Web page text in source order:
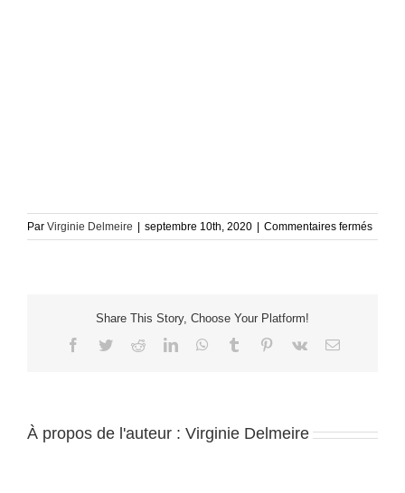
Par Virginie Delmeire septembre 10th, 2020 Commentaires ferméssur
LB_Ilot
Share This Story, Choose Your Platform!
Facebook
TwitterRedditLinkedInWhatsApp
Tumblr Pinterest
Vk Email
À propos de l'auteur : Virginie Delmeire